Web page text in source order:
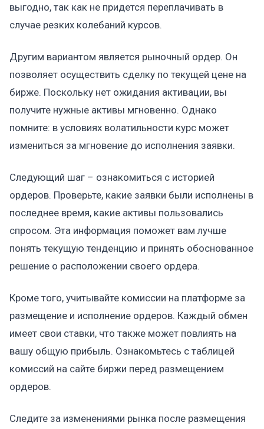
выгодно, так как не придется переплачивать в
случае резких колебаний курсов.
Другим вариантом является рыночный ордер. Он
позволяет осуществить сделку по текущей цене на
бирже. Поскольку нет ожидания активации, вы
получите нужные активы мгновенно. Однако
помните: в условиях волатильности курс может
измениться за мгновение до исполнения заявки.
Следующий шаг – ознакомиться с историей
ордеров. Проверьте, какие заявки были исполнены в
последнее время, какие активы пользовались
спросом. Эта информация поможет вам лучше
понять текущую тенденцию и принять обоснованное
решение о расположении своего ордера.
Кроме того, учитывайте комиссии на платформе за
размещение и исполнение ордеров. Каждый обмен
имеет свои ставки, что также может повлиять на
вашу общую прибыль. Ознакомьтесь с таблицей
комиссий на сайте биржи перед размещением
ордеров.
Следите за изменениями рынка после размещения